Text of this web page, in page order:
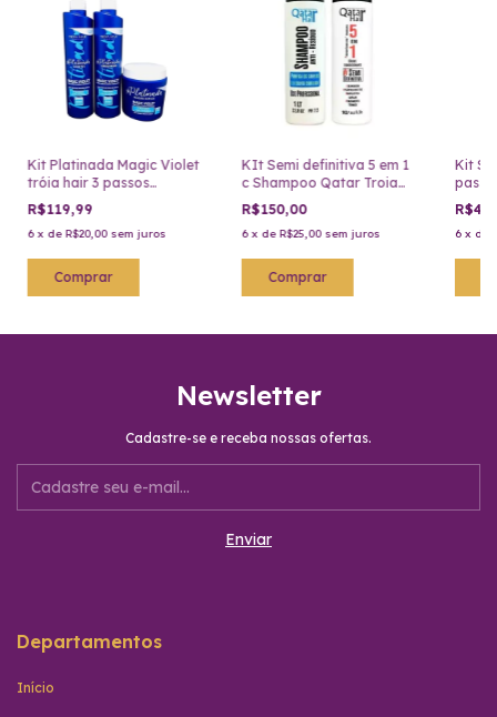
Kit Platinada Magic Violet
tróia hair 3 passos
#Platinada
R$119,99
6 x de R$20,00 sem juros
KIt Semi definitiva 5 em 1
c Shampoo Qatar Troia
hair
R$150,00
6 x de R$25,00 sem juros
Kit
6 x de
Newsletter
Cadastre-se e receba nossas ofertas.
Departamentos
Início